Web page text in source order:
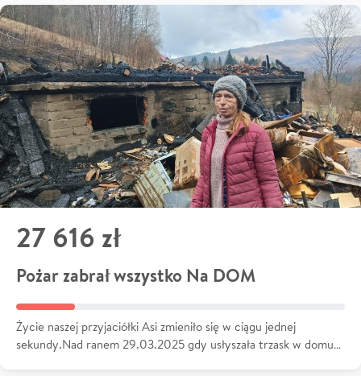
27 616 zł
Pożar zabrał wszystko Na DOM
Życie naszej przyjaciółki Asi zmieniło się w ciągu jednej
sekundy.Nad ranem 29.03.2025 gdy usłyszała trzask w domu…